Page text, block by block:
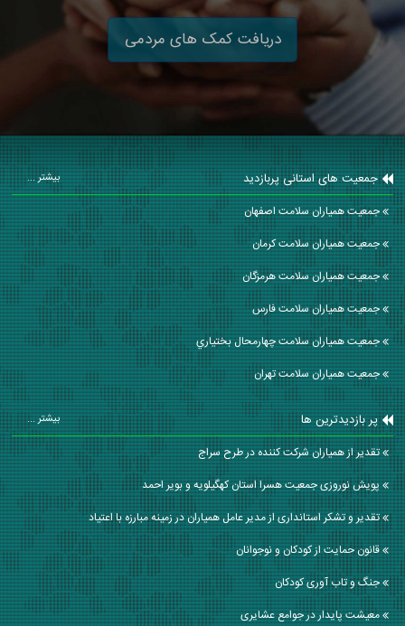
دریافت کمک های مردمی
جمعیت های استانی پربازدید بیشتر ...
جمعیت همیاران سلامت اصفهان
جمعیت همیاران سلامت كرمان
جمعیت همیاران سلامت هرمزگان
جمعیت همیاران سلامت فارس
جمعیت همیاران سلامت چهارمحال بختياري
جمعیت همیاران سلامت تهران
پر بازدیدترین ها بیشتر ...
تقدير از همياران شركت كننده در طرح سراج
پویش نوروزی جمعیت هسرا استان کهگیلویه و بویر احمد
تقدیر و تشکر استانداری از مدیر عامل همیاران در زمینه مبارزه با اعتیاد
قانون حمایت از کودکان و نوجوانان
جنگ و تاب آوری کودکان
معیشت پایدار در جوامع عشایری